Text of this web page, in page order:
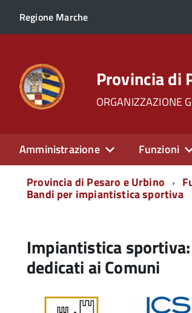
Regione Marche
Provincia di
ORGANIZZAZIONE
Amministrazione Funzioni
MenuProvincia di Pesaro e Urbino
Bandi per impiantistica sportiva
Impiantistica
dedicati ai Comuni